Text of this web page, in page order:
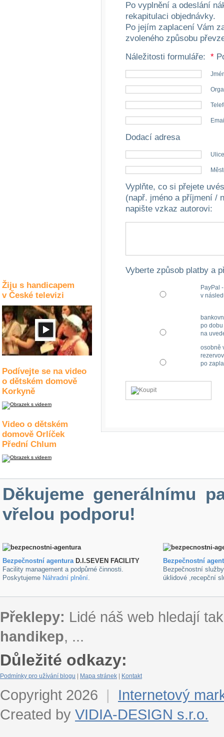
Žiju s handicapem
v České televizi
Podívejte se na video
o dětském domově
Korkyně
Video o dětském
domově Orlíček
Přední Chlum
Po vyplnění a odeslání
rekapitulaci objednávky.
Po jejím zaplacení Vám
zvoleného způsobu
Náležitosti formuláře: *
Dodací adresa
Vyplňte, co si přejete
(např. jméno a příjmení /
napište vzkaz autorovi:
Vyberte způsob platby a
PayPal
v
po
na
osobně
po
Děkujeme generálnímu
vřelou podporu!
Bezpečnostní agenturaD.I.SEVEN FACILITY
Facility management a podpůrné činnosti.
Poskytujeme Náhradní plnění.
Bezpečnostní
Bezpečnostní
úklidové ,recepční
Překlepy: Lidé náš web hledají
handikep, ...
Důležité odkazy:
Podmínky pro užívání blogu Mapa stránek Kontakt
Copyright 2026 |
Internetový
Created by VIDIA-DESIGN s.r.o.